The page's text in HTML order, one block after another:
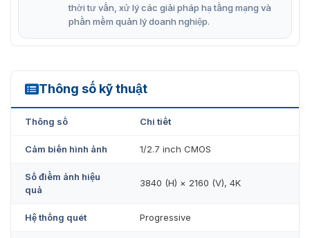
thời tư vấn, xử lý các giải pháp hạ tầng mạng và
phần mềm quản lý doanh nghiệp.
Thông số kỹ thuật
HAC-HDW1800R
Thông số Chi tiết
Cảm biến hình ảnh 1/2.7 inch CMOS
Số điểm ảnh hiệu
quả
3840 (H) × 2160 (V), 4K
Hệ thống quét Progressive